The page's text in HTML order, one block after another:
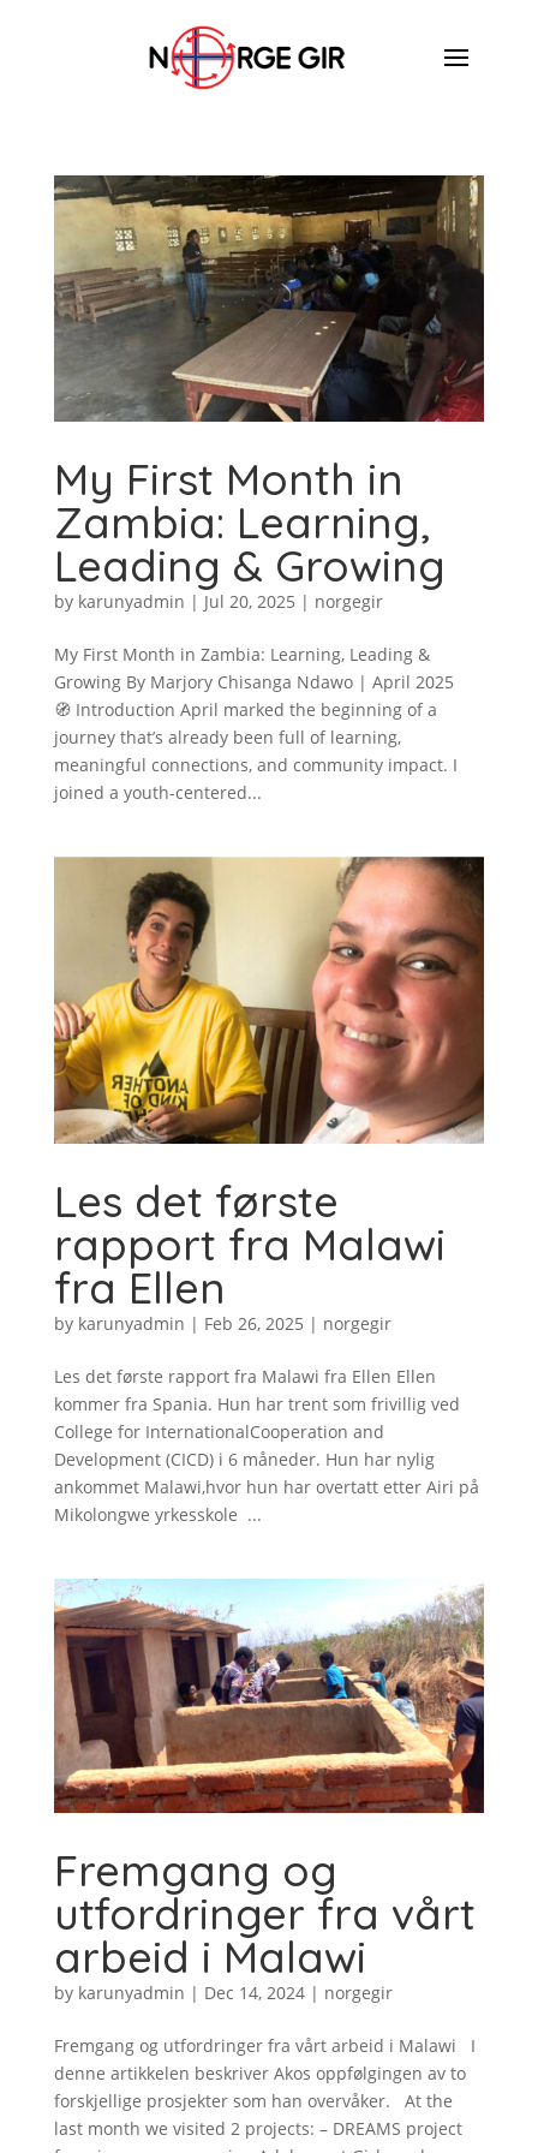
My First Month in
Zambia: Learning,
Leading & Growing
by karunyadmin | Jul 20, 2025 | norgegir
My First Month in Zambia: Learning, Leading &
Growing By Marjory Chisanga Ndawo | April 2025
🧭 Introduction April marked the beginning of a
journey that’s already been full of learning,
meaningful connections, and community impact. I
joined a youth-centered...
Les det første
rapport fra Malawi
fra Ellen
by karunyadmin | Feb 26, 2025 | norgegir
Les det første rapport fra Malawi fra Ellen Ellen
kommer fra Spania. Hun har trent som frivillig ved
College for InternationalCooperation and
Development (CICD) i 6 måneder. Hun har nylig
ankommet Malawi,hvor hun har overtatt etter Airi på
Mikolongwe yrkesskole ...
Fremgang og
utfordringer fra vårt
arbeid i Malawi
by karunyadmin | Dec 14, 2024| norgegir
Fremgang og utfordringer fra vårt arbeid i Malawi I
denne artikkelen beskriver Akos oppfølgingen av to
forskjellige prosjekter som han overvåker. At the
last month we visited 2 projects: – DREAMS project